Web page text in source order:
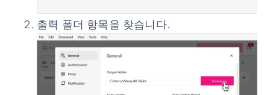
출력 폴더 항목을 찾습니다.